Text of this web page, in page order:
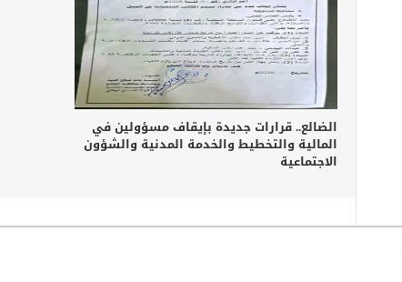
الضالع.. قرارات جديدة بإيقاف مسؤولين في
المالية والتخطيط والخدمة المدنية والشؤون
الاجتماعية